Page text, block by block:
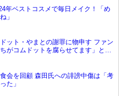
年ベストコスメで毎日メイク！「め
」
ット・やまとの謝罪に物申す ファン
がコムドットを腐らせてます」と苦
会を回顧 森田氏への誹謗中傷は「考
た」